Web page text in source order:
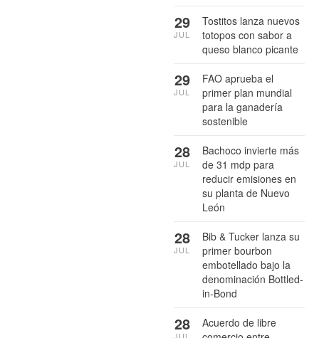
Tostitos lanza nuevos
totopos con sabor a
queso blanco picante
29
JUL
FAO aprueba el
primer plan mundial
para la ganadería
sostenible
29
JUL
Bachoco invierte más
de 31 mdp para
reducir emisiones en
su planta de Nuevo
León
28
JUL
Bib & Tucker lanza su
primer bourbon
embotellado bajo la
denominación Bottled-
in-Bond
28
JUL
Acuerdo de libre
28